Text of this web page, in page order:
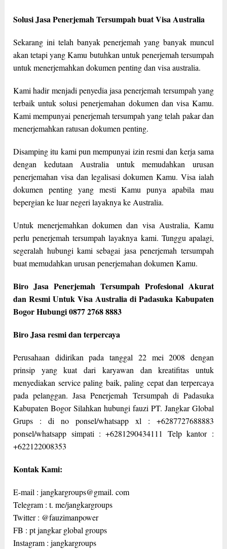
Solusi Jasa Penerjemah Tersumpah buat Visa Australia
Sekarang ini telah banyak penerjemah yang banyak muncul
akan tetapi yang Kamu butuhkan untuk penerjemah tersumpah
untuk menerjemahkan dokumen penting dan visa australia.
Kami hadir menjadi penyedia jasa penerjemah tersumpah yang
terbaik untuk solusi penerjemahan dokumen dan visa Kamu.
Kami mempunyai penerjemah tersumpah yang telah pakar dan
menerjemahkan ratusan dokumen penting.
Disamping itu kami pun mempunyai izin resmi dan kerja sama
dengan kedutaan Australia untuk memudahkan urusan
penerjemahan visa dan legalisasi dokumen Kamu. Visa ialah
dokumen penting yang mesti Kamu punya apabila mau
bepergian ke luar negeri layaknya ke Australia.
Untuk menerjemahkan dokumen dan visa Australia, Kamu
perlu penerjemah tersumpah layaknya kami. Tunggu apalagi,
segeralah hubungi kami sebagai jasa penerjemah tersumpah
buat memudahkan urusan penerjemahan dokumen Kamu.
Biro Jasa Penerjemah Tersumpah Profesional Akurat
dan Resmi Untuk Visa Australia di Padasuka Kabupaten
Bogor Hubungi 0877 2768 8883
Biro Jasa resmi dan terpercaya
Perusahaan didirikan pada tanggal 22 mei 2008 dengan
prinsip yang kuat dari karyawan dan kreatifitas untuk
menyediakan service paling baik, paling cepat dan terpercaya
pada pelanggan. Jasa Penerjemah Tersumpah di Padasuka
Kabupaten Bogor Silahkan hubungi fauzi PT. Jangkar Global
Grups : di no ponsel/whatsapp xl : +6287727688883
ponsel/whatsapp simpati : +6281290434111 Telp kantor :
+622122008353
Kontak Kami:
E-mail : jangkargroups@gmail. com
Telegram : t. me/jangkargroups
Twitter : @fauzimanpower
FB : pt jangkar global groups
Instagram : jangkargroups